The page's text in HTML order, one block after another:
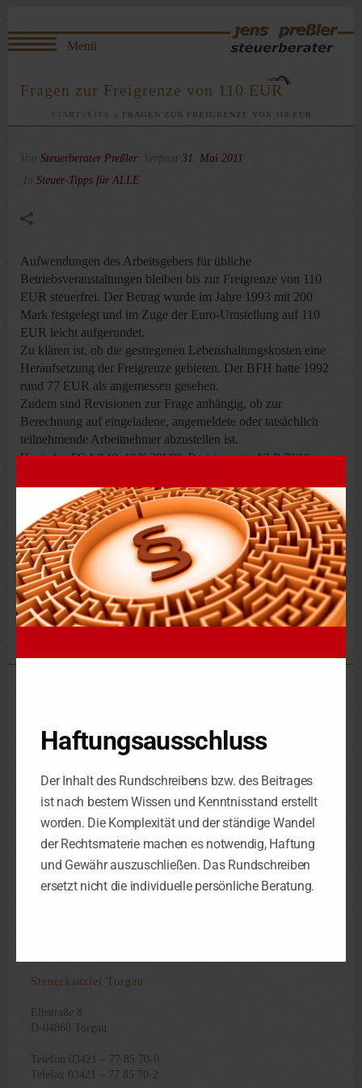
Fragen zur Freigrenze von 110 EUR
» FRAGEN ZUR FREIGRENZE VON 110 EUR
Von Steuerberater Preßler Verfasst 31. Mai 2011
In Steuer-Tipps für ALLE
Aufwendungen des Arbeitsgebers für übliche
Betriebsveranstaltungen bleiben bis zur Freigrenze von 110
EUR steuerfrei. Der Betrag wurde im Jahre 1993 mit 200
Mark festgelegt und im Zuge der Euro-Umstellung auf 110
EUR leicht aufgerundet.
Zu klären ist, ob die gestiegenen Lebenshaltungskosten eine
Heraufsetzung der Freigrenze gebieten. Der BFH hatte 1992
rund 77 EUR als angemessen gesehen.
Zudem sind Revisionen zur Frage anhängig, ob zur
Berechnung auf eingeladene, angemeldete oder tatsächlich
teilnehmende Arbeitnehmer abzustellen ist.
Hessisches FG 1.9.10, 10 K 381/08, Revision unter VI R 79/10
7.10.10, 16 K 1297/09 L; 16 K 1298/09 L; 16 K 1294/09 L; 16 K
1295/09 L, Revisionen unter VI R 93/10 bis VI R 96/10
BFH 16.11.05, VI R 151/99, BStBl II 06, 439; 25.5.92, VI R 85/90
Freigrenze Von 110 EUR
D-04155 Leipzig
Telefon 0341 – 98 38 88-0
Telefax 0341 – 98 38 88-29
Steuerkanzlei Luth. Wittenberg
Berliner Str. 4
D-06886 Luth. Wittenberg
Steuerkanzlei Torgau
Elbstraße 8
D-04860 Torgau
Telefon 03421 – 77 85 70-0
Telefax 03421 – 77 85 70-2
Haftungsausschluss
Der Inhalt des Rundschreibens bzw. des Beitrages
ist nach bestem Wissen und Kenntnisstand erstellt
worden. Die Komplexität und der ständige Wandel
der Rechtsmaterie machen es notwendig, Haftung
und Gewähr auszuschließen. Das Rundschreiben
ersetzt nicht die individuelle persönliche Beratung.